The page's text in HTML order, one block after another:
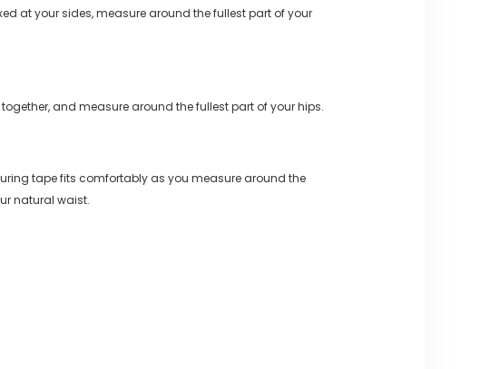
at your sides, measure around the fullest part of your
and measure around the fullest part of your hips.
tape fits comfortably as you measure around the
natural waist.